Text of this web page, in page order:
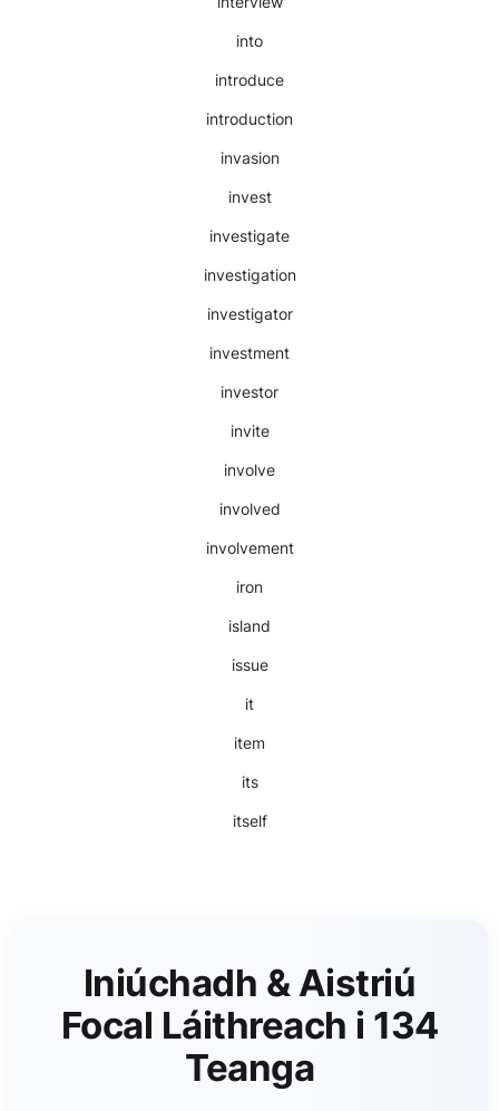
into
introduce
introduction
invasion
invest
investigate
investigation
investigator
investment
investor
invite
involve
involved
involvement
iron
island
issue
it
item
its
itself
Iniúchadh & Aistriú
Focal Láithreach i 134
Teanga